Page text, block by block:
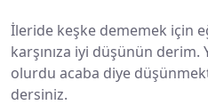
İleride keşke dememek için
karşınıza iyi düşünün derim.
olurdu acaba diye
dersiniz.